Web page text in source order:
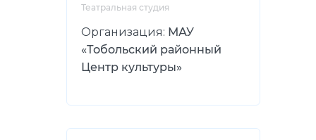
Театральная студия
Организация: МАУ
«Тобольский районный
Центр культуры»